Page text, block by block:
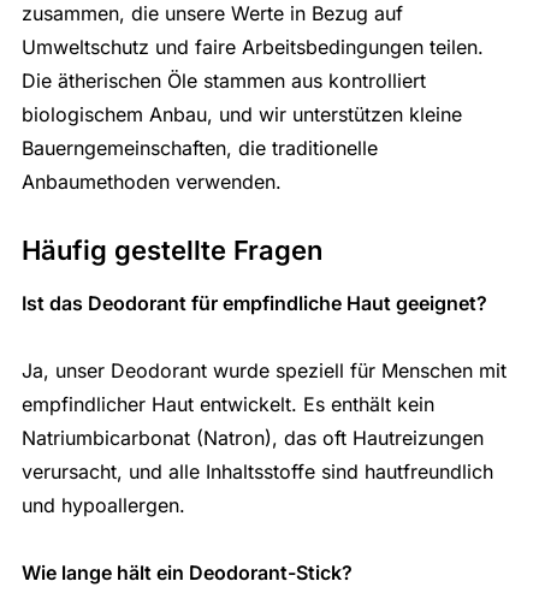
zusammen, die unsere Werte in Bezug auf
Umweltschutz und faire Arbeitsbedingungen teilen.
Die ätherischen Öle stammen aus kontrolliert
biologischem Anbau, und wir unterstützen kleine
Bauerngemeinschaften, die traditionelle
Anbaumethoden verwenden.
Häufig gestellte Fragen
Ist das Deodorant für empfindliche Haut geeignet?
Ja, unser Deodorant wurde speziell für Menschen mit
empfindlicher Haut entwickelt. Es enthält kein
Natriumbicarbonat (Natron), das oft Hautreizungen
verursacht, und alle Inhaltsstoffe sind hautfreundlich
und hypoallergen.
Wie lange hält ein Deodorant-Stick?